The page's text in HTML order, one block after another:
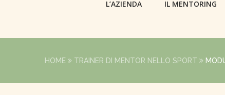
L’AZIENDA IL MENTORING
HOME TRAINER DI MENTOR NELLO SPORT